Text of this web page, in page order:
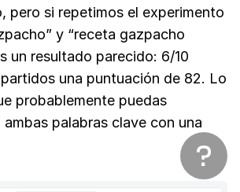
pero si repetimos el experimento
y “receta gazpacho
un resultado parecido: 6/10
una puntuación de 82. Lo
probablemente puedas
palabras clave con una